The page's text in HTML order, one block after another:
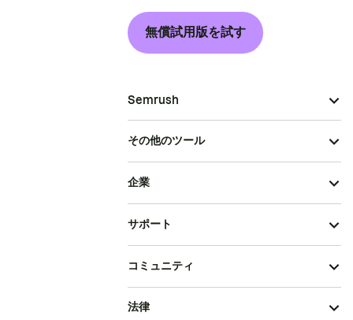
無償試用版を試す
Semrush
その他のツール
企業
サポート
コミュニティ
法律